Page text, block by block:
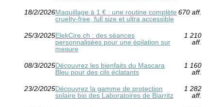
18/2/2026Maquillage à 1 € : une routine complète
cruelty-free, full size et ultra accessible
670 aff.
25/3/2025ElekCire.ch : des séances
personnalisées pour une épilation sur
mesure
1 210
aff.
08/3/2025Découvrez les bienfaits du Mascara
Bleu pour des cils éclatants
1 160
aff.
23/2/2025Découvrez la gamme de protection
solaire bio des Laboratoires de Biarritz
1 282
aff.